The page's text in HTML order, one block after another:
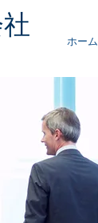
ホーム